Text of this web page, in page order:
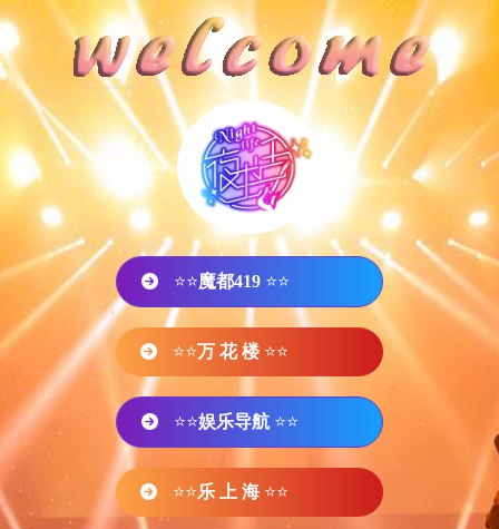
⭐⭐魔都419 ⭐⭐
⭐⭐万 花 楼 ⭐⭐
⭐⭐娱乐导航 ⭐⭐
⭐⭐乐 上 海 ⭐⭐